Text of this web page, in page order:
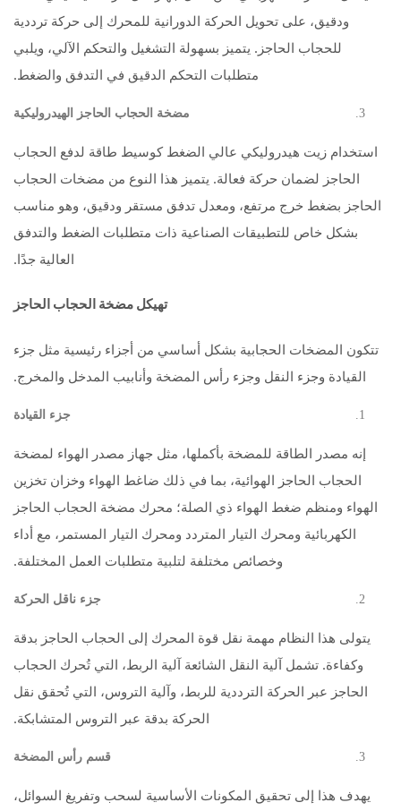
ودقيق، على تحويل الحركة الدورانية للمحرك إلى حركة ترددية
للحجاب الحاجز. يتميز بسهولة التشغيل والتحكم الآلي، ويلبي
متطلبات التحكم الدقيق في التدفق والضغط.
مضخة الحجاب الحاجز الهيدروليكية
استخدام زيت هيدروليكي عالي الضغط كوسيط طاقة لدفع الحجاب
الحاجز لضمان حركة فعالة. يتميز هذا النوع من مضخات الحجاب
الحاجز بضغط خرج مرتفع، ومعدل تدفق مستقر ودقيق، وهو مناسب
بشكل خاص للتطبيقات الصناعية ذات متطلبات الضغط والتدفق
العالية جدًا.
تهيكل مضخة الحجاب الحاجز
تتكون المضخات الحجابية بشكل أساسي من أجزاء رئيسية مثل جزء
القيادة وجزء النقل وجزء رأس المضخة وأنابيب المدخل والمخرج.
جزء القيادة
إنه مصدر الطاقة للمضخة بأكملها، مثل جهاز مصدر الهواء لمضخة
الحجاب الحاجز الهوائية، بما في ذلك ضاغط الهواء وخزان تخزين
الهواء ومنظم ضغط الهواء ذي الصلة؛ محرك مضخة الحجاب الحاجز
الكهربائية ومحرك التيار المتردد ومحرك التيار المستمر، مع أداء
وخصائص مختلفة لتلبية متطلبات العمل المختلفة.
جزء ناقل الحركة
يتولى هذا النظام مهمة نقل قوة المحرك إلى الحجاب الحاجز بدقة
وكفاءة. تشمل آلية النقل الشائعة آلية الربط، التي تُحرك الحجاب
الحاجز عبر الحركة الترددية للربط، وآلية التروس، التي تُحقق نقل
الحركة بدقة عبر التروس المتشابكة.
قسم رأس المضخة
يهدف هذا إلى تحقيق المكونات الأساسية لسحب وتفريغ السوائل،